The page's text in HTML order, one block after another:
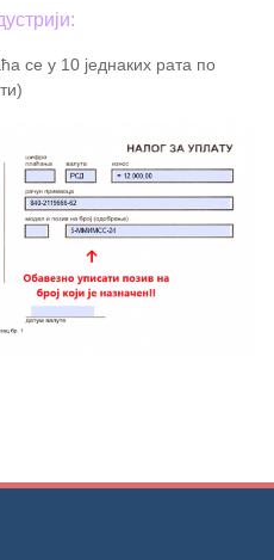
се у 10 једнаких рата по